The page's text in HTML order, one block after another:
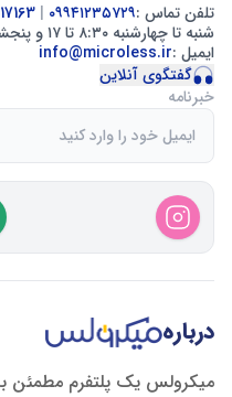
تلفن تماس :۰۹۹۴۱۲۳۵۷۲۹ |
شنبه تا چهارشنبه ۸:۳۰ تا ۱۷ و پنجشنبه ۸:۳۰ تا ۱۲
ایمیل :info@microless.ir
گفتگوی آنلاین
خبرنامه
درباره
میکرولس یک پلتفرم مطمئن